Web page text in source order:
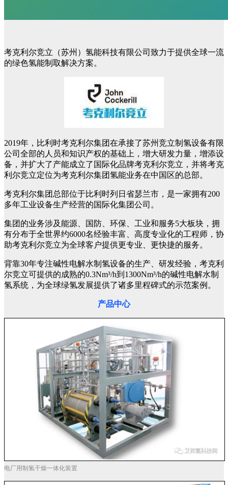
考克利尔竞立（苏州）氢能科技有限公司致力于提供全球一流
的绿色氢能制取解决方案。
2019年，比利时考克利尔集团在承接了苏州竞立制氢设备有限
公司全部的人员和知识产权的基础上，增大研发力量，增添设
备，并扩大了产能成立了国际化品牌考克利尔竞立，并将考克
利尔竞立定位为考克利尔集团氢能业务在中国区的总部。
考克利尔集团总部位于比利时列日省瑟兰市，是一家拥有200
多年工业设备生产经营的国际化集团公司。
集团的业务涉及能源、国防、环保、工业和服务5大板块，拥
有分布于全世界约6000名经验丰富、高度专业化的工程师，协
助考克利尔竞立为全球客户提供更专业、更快捷的服务。
背靠30年专注碱性电解水制氢设备的生产、研发经验，考克利
尔竞立可提供的成熟的0.3Nm³/h到1300Nm³/h的碱性电解水制
氢系统，为全球绿氢发展提供了诸多里程碑式的示范案例。
产品中心
电厂用制氢干燥一体化装置